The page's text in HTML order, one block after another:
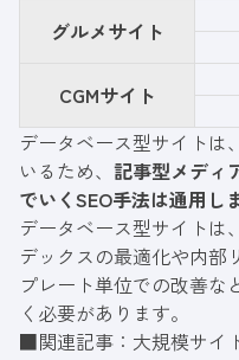
グルメサイト
CGMサイト
データベース型サイトは
いるため、 記事型メディ
でいくSEO手法は通用し
データベース型サイトは
デックスの最適化や内部
プレート単位での改善な
く必要があります。
■関連記事： 大規模サイ